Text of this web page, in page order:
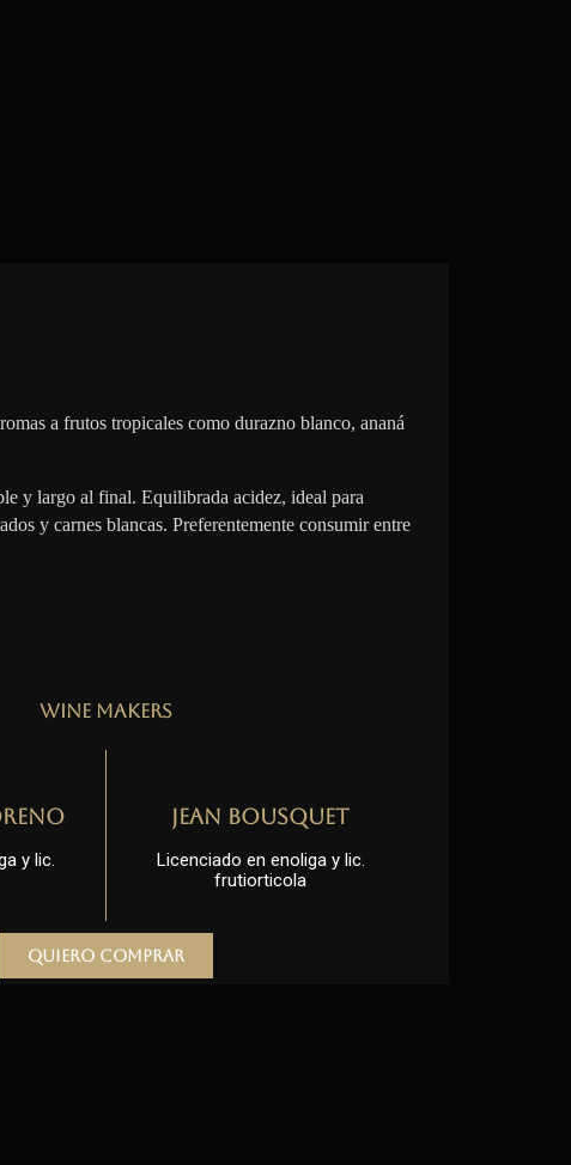
a frutos tropicales como durazno blanco, ananá
y largo al final. Equilibrada acidez, ideal para
y carnes blancas. Preferentemente consumir entre
Wine Makers
y lic.
Jean Bousquet
Licenciado en enoliga y lic.
frutiorticola
Quiero comprar